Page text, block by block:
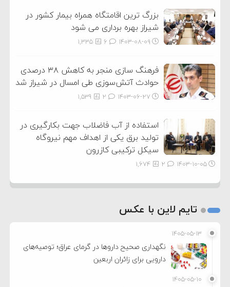
بزرگ ترین اقامتگاه همراه بیمار کشور در
شیراز بهره برداری می شود
۱۴۰۳-۰۸-۰۹ 1,335
فرهنگ سازی منجر به کاهش ۳۸ درصدی
حوادث آتش‌سوزی طی امسال در شیراز شد
۱۴۰۳-۰۶-۲۷ 1,539
استفاده از آب فاضلاب جهت بکارگیری در
تولید برق یکی از اهداف مهم نیروگاه
سیکل ترکیبی کازرون
۱۴۰۳-۱۰-۰۵ 1,674
تایم لاین با عکس
۱۴۰۵-۰۵-۱۳
نگهداری صحیح داروها در گرمای عراق؛ توصیه‌های
دارویی برای زائران اربعین
۱۴۰۵-۰۵-۱۰